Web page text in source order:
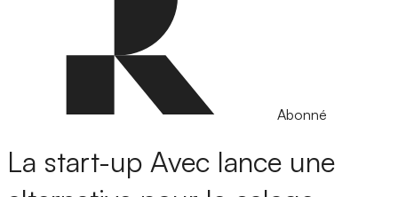
Abonné
La start-up Avec lance une